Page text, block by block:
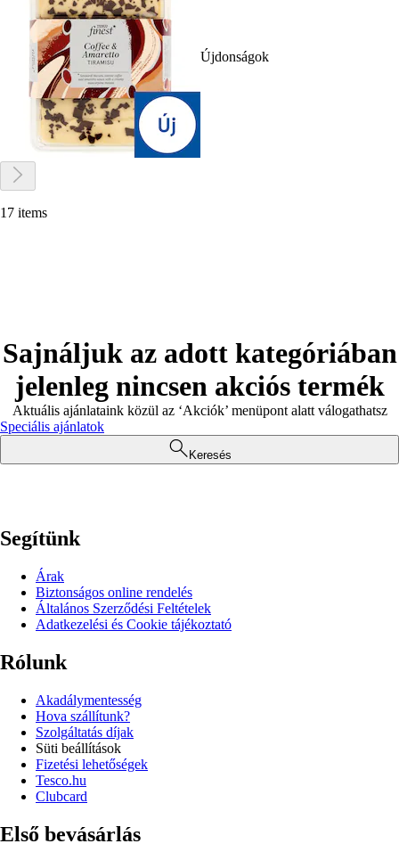
Újdonságok
17 items
Sajnáljuk az adott kategóriában
jelenleg nincsen akciós termék
Aktuális ajánlataink közül az ‘Akciók’ menüpont alatt válogathatsz
Speciális ajánlatok
Keresés
Segítünk
Árak
Biztonságos online rendelés
Általános Szerződési Feltételek
Adatkezelési és Cookie tájékoztató
Rólunk
Akadálymentesség
Hova szállítunk?
Szolgáltatás díjak
Süti beállítások
Fizetési lehetőségek
Tesco.hu
Clubcard
Első bevásárlás